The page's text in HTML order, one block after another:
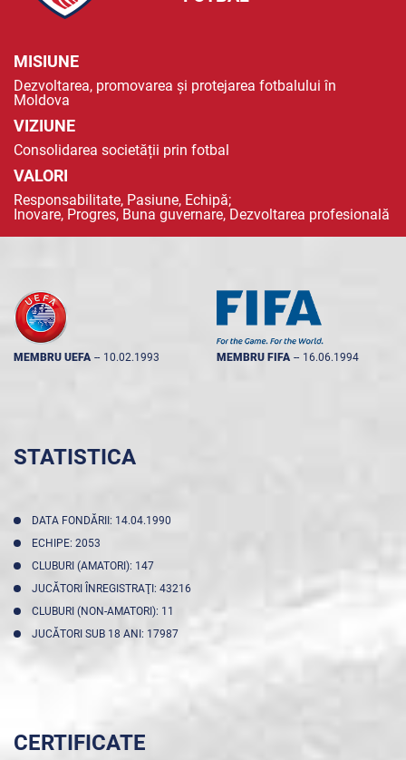
MISIUNE
Dezvoltarea, promovarea și protejarea fotbalului în
Moldova
VIZIUNE
Consolidarea societății prin fotbal
VALORI
Responsabilitate, Pasiune, Echipă;
Inovare, Progres, Buna guvernare, Dezvoltarea profesională
MEMBRU UEFA -- 10.02.1993 MEMBRU FIFA -- 16.06.1994
STATISTICA
DATA FONDĂRII: 14.04.1990
ECHIPE: 2053
CLUBURI (AMATORI): 147
JUCĂTORI ÎNREGISTRAŢI: 43216
CLUBURI (NON-AMATORI): 11
JUCĂTORI SUB 18 ANI: 17987
CERTIFICATE